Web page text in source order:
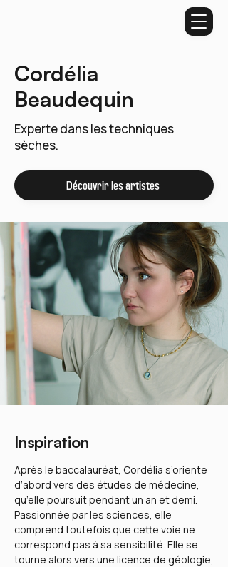
Cordélia
Beaudequin
Experte dans les techniques
sèches.
Découvrir les artistes
Inspiration
Après le baccalauréat, Cordélia s’oriente
d’abord vers des études de médecine,
qu’elle poursuit pendant un an et demi.
Passionnée par les sciences, elle
comprend toutefois que cette voie ne
correspond pas à sa sensibilité. Elle se
tourne alors vers une licence de géologie,